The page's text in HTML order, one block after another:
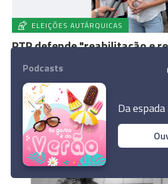
ELEIÇÕES AUTÁRQUICAS
PTP defende "reabilitação e
17:06
Podcasts
Da